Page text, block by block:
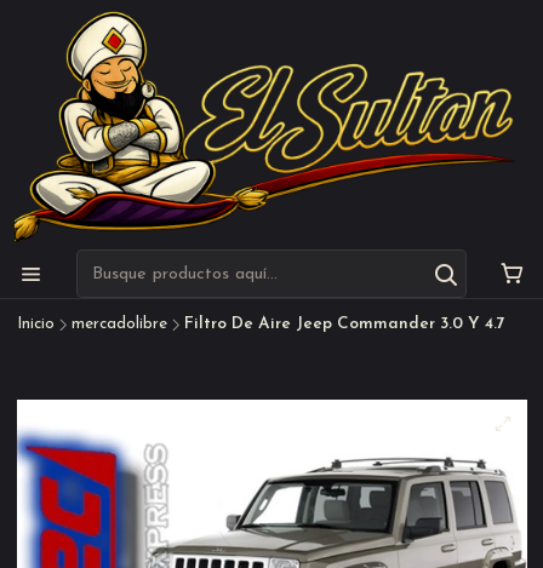
Inicio mercadolibre Filtro De Aire Jeep Commander 3.0 Y 4.7